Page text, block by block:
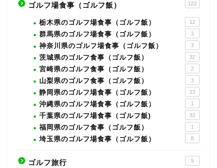
ゴルフ場食事（ゴルフ飯） 122
栃木県のゴルフ場食事（ゴルフ飯） 12
群馬県のゴルフ場食事（ゴルフ飯） 3
神奈川県のゴルフ場食事（ゴルフ飯） 3
茨城県のゴルフ食事（ゴルフ飯） 32
宮崎県のゴルフ食事（ゴルフ飯） 2
山梨県のゴルフ食事（ゴルフ飯） 3
静岡県のゴルフ場食事（ゴルフ飯） 13
沖縄県のゴルフ場食事（ゴルフ飯） 1
千葉県のゴルフ場食事（ゴルフ飯) 33
福岡県のゴルフ食事（ゴルフ飯） 1
埼玉県のゴルフ場食事（ゴルフ飯） 8
ゴルフ旅行 9